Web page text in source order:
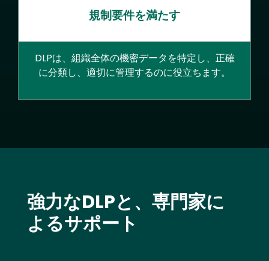
規制要件を満たす
DLPは、組織全体の機密データを特定し、正確
に分類し、適切に管理するのに役立ちます。
強力なDLPと、専門家に
よるサポート